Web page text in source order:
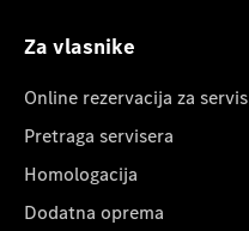
Za vlasnike
Online rezervacija za servis
Pretraga servisera
Homologacija
Dodatna oprema